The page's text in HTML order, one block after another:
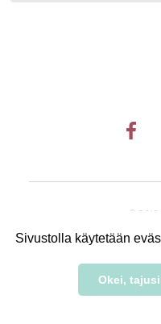
Sivustolla käytetään
Okei,
©